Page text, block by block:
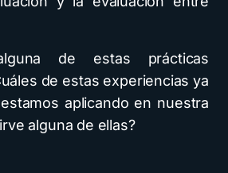
de estas prácticas
de estas experiencias ya
aplicando en nuestra
alguna de ellas?